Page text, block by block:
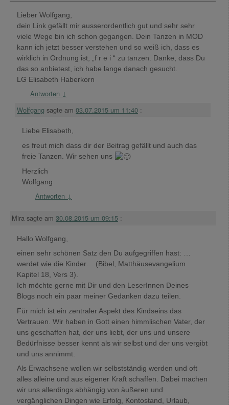
Lieber Wolfgang,
dein Link gefällt mir ausserordentlich gut und sehr sehr
viele Wege bin ich schon gegangen. Dein Tanzen in MOD
kann ich jetzt besser verstehen und so weiß ich, dass es
wirklich in Ordnung ist, „f r e i “ zu tanzen. Danke, dass Du
das so anbietest, ich habe lange danach gesucht.
LG Elisabeth Haberkorn
Antworten ↓
Wolfgang sagte am 03.07.2015 um 11:40 :
Liebe Elisabeth,
es freut mich dass dir der Beitrag gefällt und auch das
freie Tanzen. Wir sehen uns
Herzlich
Wolfgang
Antworten ↓
Mira sagte am 30.08.2015 um 09:15 :
Hallo Wolfgang,
einen sehr schönen Satz den Du aufgegriffen hast: …
werdet wie die Kinder… (Bibel, Matthäusevangelium
Kapitel 18, Vers 3).
Ich möchte gerne mit Dir und den LeserInnen Deines
Blogs noch ein paar meiner Gedanken dazu teilen.
Für mich ist ein zentraler Aspekt des Kindseins das
Vertrauen. Wir haben in Gott einen himmlischen Vater, der
uns geschaffen hat, der uns liebt, der uns und unsere
Bedürfnisse besser kennt als wir selbst und der uns vergibt
und uns annimmt.
Als Erwachsene wollen wir selbstständig werden und oft
alles alleine und aus eigener Kraft schaffen. Dabei machen
wir uns allerdings abhängig von äußeren und
vergänglichen Dingen wie Erfolg, Kontostand, Urlaub,